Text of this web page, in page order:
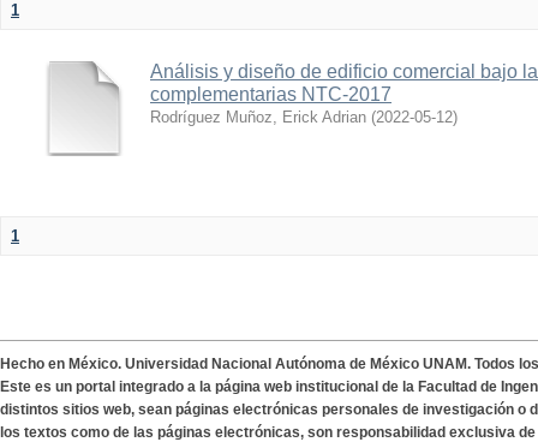
1
Análisis y diseño de edificio comercial bajo
complementarias NTC-2017
Rodríguez Muñoz, Erick Adrian (2022-05-12)
1
Hecho en México. Universidad Nacional Autónoma de México UNAM. Todos
Este es un portal integrado a la página web institucional de la Facultad de
distintos sitios web, sean páginas electrónicas personales de investigación o
los textos como de las páginas electrónicas, son responsabilidad exclusiva